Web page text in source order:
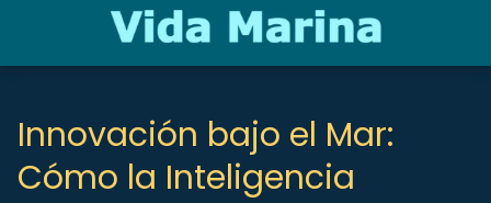
Innovación bajo el Mar:
Cómo la Inteligencia